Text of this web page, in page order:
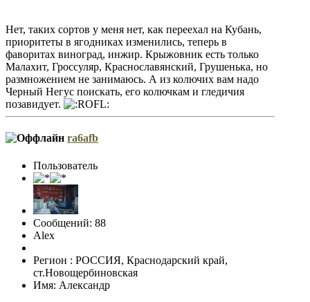
Нет, таких сортов у меня нет, как переехал на Кубань,
приоритеты в ягодниках изменились, теперь в
фаворитах виноград, инжир. Крыжовник есть только
Малахит, Гроссуляр, Краснославянский, Грушенька, но
размножением не занимаюсь. А из колючих вам надо
Черный Негус поискать, его колючкам и гледичия
позавидует.
ra6afb
Пользователь
Сообщений: 88
Alex
Регион : РОССИЯ, Краснодарский край,
ст.Новощербиновская
Имя: Александр